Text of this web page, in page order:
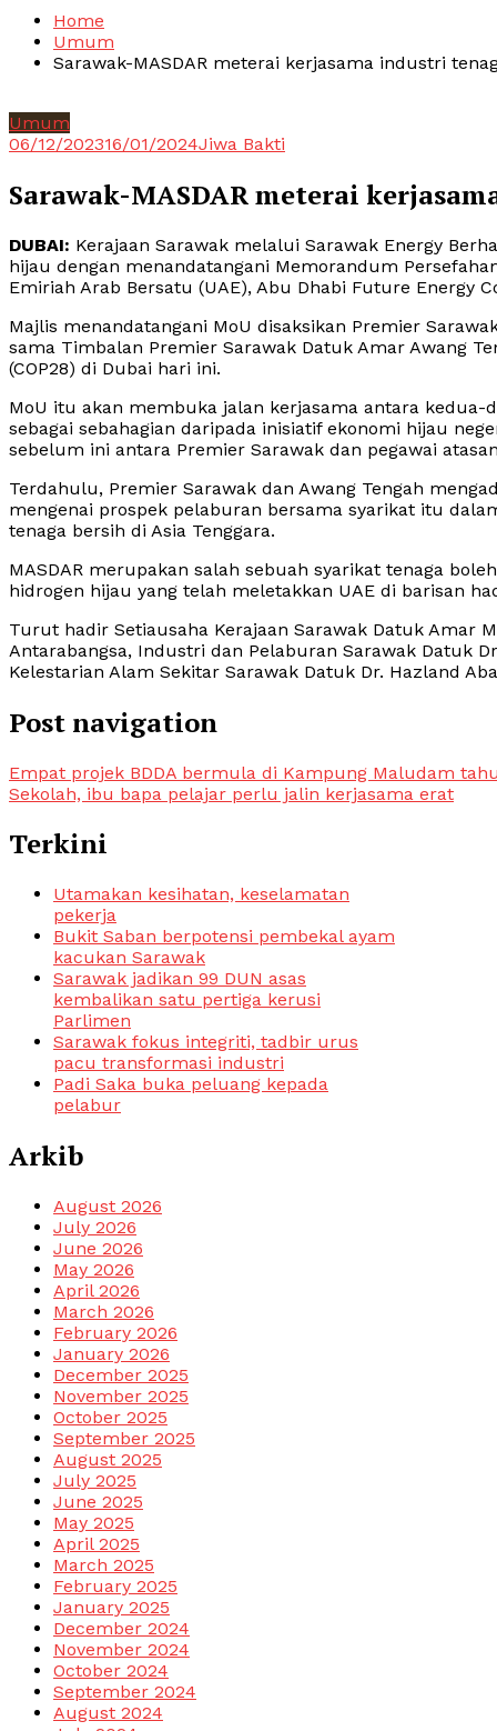
Home
Umum
Sarawak-MASDAR meterai kerjasama industri
Umum
06/12/202316/01/2024Jiwa Bakti
Sarawak-MASDAR meterai
DUBAI: Kerajaan Sarawak melalui Sarawak Energy
hijau dengan menandatangani Memorandum
Emiriah Arab Bersatu (UAE), Abu Dhabi Future Energy
Majlis menandatangani MoU disaksikan Premier
sama Timbalan Premier Sarawak Datuk Amar Awang
(COP28) di Dubai hari ini.
MoU itu akan membuka jalan kerjasama antara
sebagai sebahagian daripada inisiatif ekonomi hijau
sebelum ini antara Premier Sarawak dan pegawai atasan
Terdahulu, Premier Sarawak dan Awang Tengah
mengenai prospek pelaburan bersama syarikat itu
tenaga bersih di Asia Tenggara.
MASDAR merupakan salah sebuah syarikat tenaga
hidrogen hijau yang telah meletakkan UAE di barisan
Turut hadir Setiausaha Kerajaan Sarawak Datuk Amar
Antarabangsa, Industri dan Pelaburan Sarawak Datuk
Kelestarian Alam Sekitar Sarawak Datuk Dr. Hazland
Post navigation
Empat projek BDDA bermula di Kampung Maludam
Sekolah, ibu bapa pelajar perlu jalin kerjasama erat
Terkini
Utamakan kesihatan, keselamatan
pekerja
Bukit Saban berpotensi pembekal ayam
kacukan Sarawak
Sarawak jadikan 99 DUN asas
kembalikan satu pertiga kerusi
Parlimen
Sarawak fokus integriti, tadbir urus
pacu transformasi industri
Padi Saka buka peluang kepada
pelabur
Arkib
August 2026
July 2026
June 2026
May 2026
April 2026
March 2026
February 2026
January 2026
December 2025
November 2025
October 2025
September 2025
August 2025
July 2025
June 2025
May 2025
April 2025
March 2025
February 2025
January 2025
December 2024
November 2024
October 2024
September 2024
August 2024